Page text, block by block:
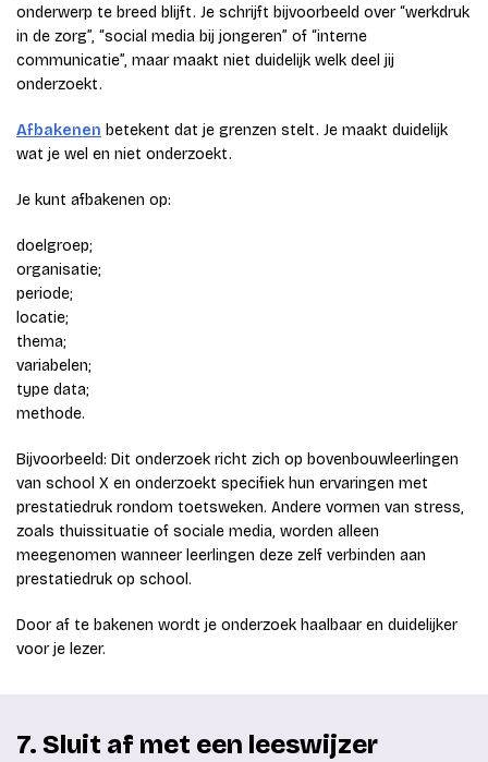
onderwerp te breed blijft. Je schrijft bijvoorbeeld over “werkdruk
in de zorg”, “social media bij jongeren” of “interne
communicatie”, maar maakt niet duidelijk welk deel jij
onderzoekt.
Afbakenen betekent dat je grenzen stelt. Je maakt duidelijk
wat je wel en niet onderzoekt.
Je kunt afbakenen op:
doelgroep;
organisatie;
periode;
locatie;
thema;
variabelen;
type data;
methode.
Bijvoorbeeld: Dit onderzoek richt zich op bovenbouwleerlingen
van school X en onderzoekt specifiek hun ervaringen met
prestatiedruk rondom toetsweken. Andere vormen van stress,
zoals thuissituatie of sociale media, worden alleen
meegenomen wanneer leerlingen deze zelf verbinden aan
prestatiedruk op school.
Door af te bakenen wordt je onderzoek haalbaar en duidelijker
voor je lezer.
7. Sluit af met een leeswijzer